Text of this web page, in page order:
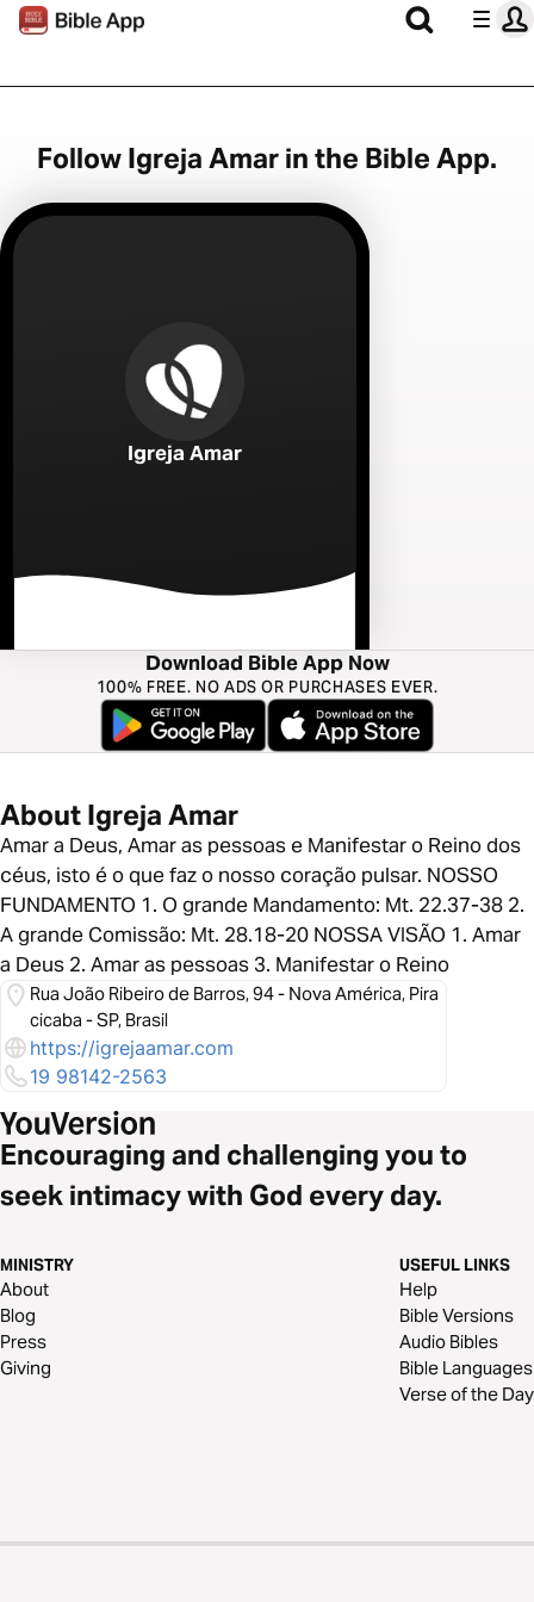
Follow Igreja Amar in the Bible App.
Igreja Amar
Download Bible App Now
100% FREE. NO ADS OR PURCHASES EVER.
About Igreja Amar
Amar a Deus, Amar as pessoas e Manifestar o Reino dos
céus, isto é o que faz o nosso coração pulsar. NOSSO
FUNDAMENTO 1. O grande Mandamento: Mt. 22.37-38 2.
A grande Comissão: Mt. 28.18-20 NOSSA VISÃO 1. Amar
a Deus 2. Amar as pessoas 3. Manifestar o Reino
Rua João Ribeiro de Barros, 94 - Nova América, Pira
cicaba - SP, Brasil
https://igrejaamar.com
19 98142-2563
Encouraging and challenging you to
seek intimacy with God every day.
MINISTRY
About
Blog
Press
Giving
USEFUL LINKS
Help
Bible Versions
Audio Bibles
Bible Languages
Verse of the Day